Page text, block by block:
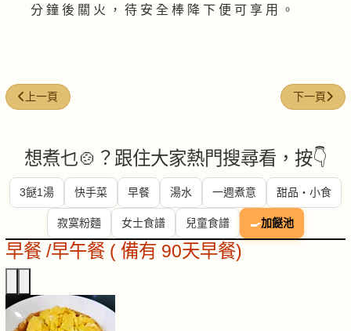
分 鐘 後 關 火 ， 待 安 全 棒 降 下 便 可 享 用 。
上一篇文章: 滷水牛腱肉
上一頁 下一篇文章
下一頁
想煮乜🍲？跟住大家熱門搜尋看，按👇
3餸1湯 快手菜 早餐 湯水 一週煮意 甜品・小食
寂寞粉麵 女士食譜 兒童食譜 🍳加餸池
早餐 /早午餐 ( 備有 90天早餐)